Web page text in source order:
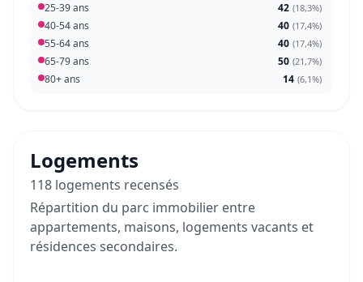
25-39 ans 42 (18,3%)
40-54 ans 40 (17,4%)
55-64 ans 40 (17,4%)
65-79 ans 50 (21,7%)
80+ ans 14 (6,1%)
Logements
118 logements recensés
Répartition du parc immobilier entre
appartements, maisons, logements vacants et
résidences secondaires.